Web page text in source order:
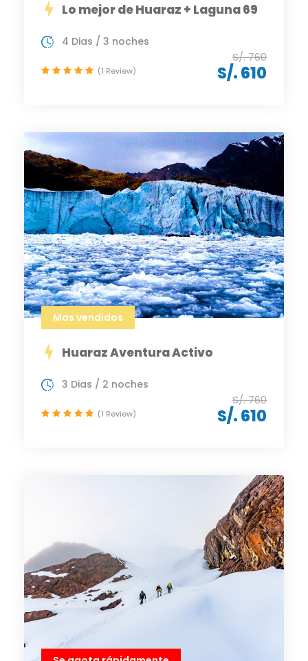
Lo mejor de Huaraz + Laguna 69
S/. 760
S/. 610
4 Dias / 3 noches
(1 Review)
Mas vendidos
Huaraz Aventura Activo
S/. 760
S/. 610
3 Dias / 2 noches
(1 Review)